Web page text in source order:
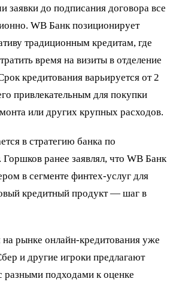
заявки до подписания договора все
WB Банк позиционирует
традиционным кредитам, где
время на визиты в отделение
кредитования варьируется от 2
привлекательным для покупки
или других крупных расходов.
в стратегию банка по
ранее заявлял, что WB Банк
в сегменте финтех-услуг для
кредитный продукт — шаг в
рынке онлайн-кредитования уже
и другие игроки предлагают
разными подходами к оценке